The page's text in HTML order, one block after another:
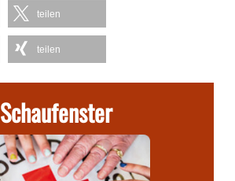
teilen
teilen
Schaufenster